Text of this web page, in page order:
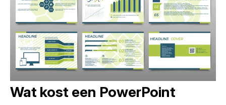
Wat kost een PowerPoint